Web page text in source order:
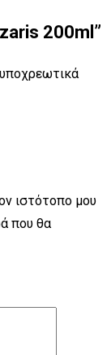
200ml”
ιστότοπο μου
που θα